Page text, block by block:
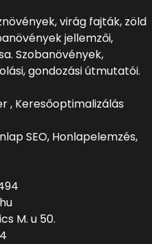
virág fajták, zöld
jellemzői,
Szobanövények,
gondozási útmutatói.
, Keresőoptimalizálás
SEO, Honlapelemzés,
M. u 50.